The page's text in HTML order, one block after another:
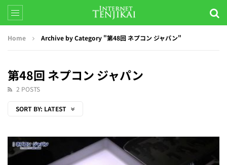
Home Archive by Category "第48回 ネプコン ジャパン"
第48回 ネプコン ジャパン
2 POSTS
SORT BY: LATEST